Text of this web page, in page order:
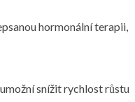
hormonální terapii,
snížit rychlost růstu